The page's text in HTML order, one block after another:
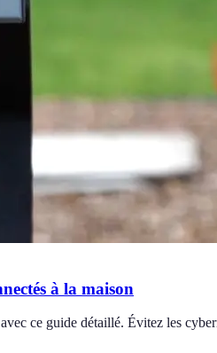
à la maison
ce guide détaillé. Évitez les